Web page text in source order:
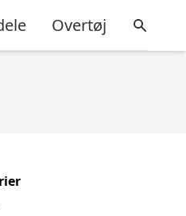
Overtøj